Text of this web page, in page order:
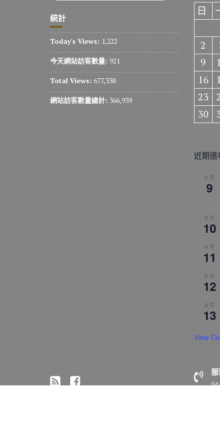
統計
Today's Views: 1,222
今天網站訪客數量: 921
Total Views: 677,338
網站訪客數量總計: 366,939
日
2
9
16
23
30
近期道
8 月
9
8 月
10
8 月
11
8 月
12
8 月
13
View